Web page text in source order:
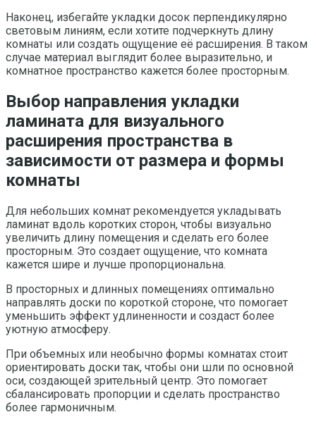
Наконец, избегайте укладки досок перпендикулярно
световым линиям, если хотите подчеркнуть длину
комнаты или создать ощущение её расширения. В таком
случае материал выглядит более выразительно, и
комнатное пространство кажется более просторным.
Выбор направления укладки
ламината для визуального
расширения пространства в
зависимости от размера и формы
комнаты
Для небольших комнат рекомендуется укладывать
ламинат вдоль коротких сторон, чтобы визуально
увеличить длину помещения и сделать его более
просторным. Это создает ощущение, что комната
кажется шире и лучше пропорциональна.
В просторных и длинных помещениях оптимально
направлять доски по короткой стороне, что помогает
уменьшить эффект удлиненности и создаст более
уютную атмосферу.
При объемных или необычно формы комнатах стоит
ориентировать доски так, чтобы они шли по основной
оси, создающей зрительный центр. Это помогает
сбалансировать пропорции и сделать пространство
более гармоничным.